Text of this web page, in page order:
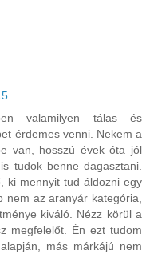
valamilyen tálas és
érdemes venni. Nekem a
van, hosszú évek óta jól
tudok benne dagasztani.
ki mennyit tud áldozni egy
nem az aranyár kategória,
kiváló. Nézz körül a
megfelelőt. Én ezt tudom
más márkájú nem